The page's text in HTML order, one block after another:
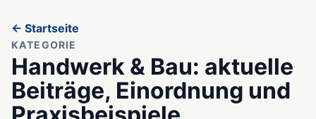
← Startseite
KATEGORIE
Handwerk & Bau: aktuelle
Beiträge, Einordnung und